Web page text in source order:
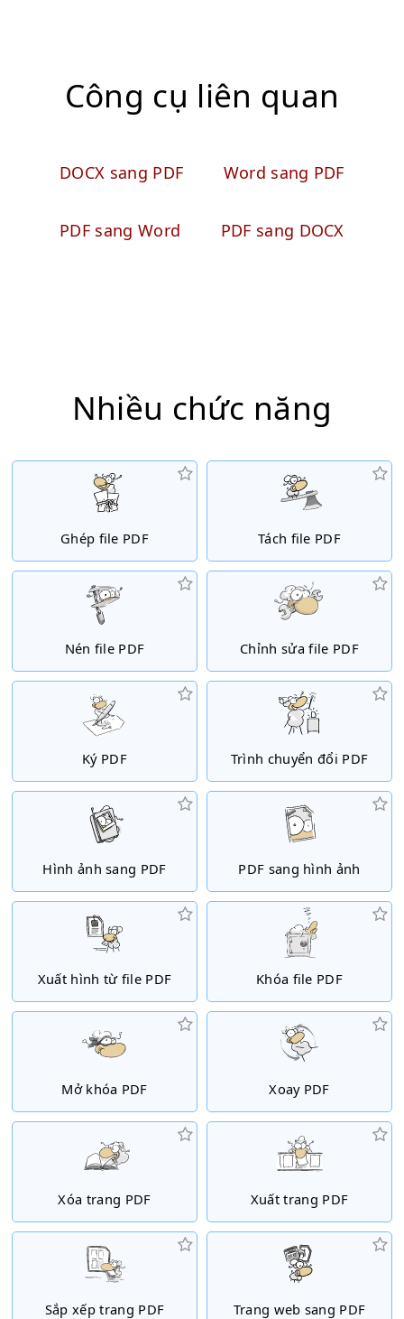
Công cụ liên quan
DOCX sang PDF Word sang PDF
PDF sang Word PDF sang DOCX
Nhiều chức năng
Ghép file PDF Tách file PDF
Nén file PDF Chỉnh sửa file PDF
Ký PDF Trình chuyển đổi PDF
Hình ảnh sang PDF PDF sang hình ảnh
Xuất hình từ file PDF Khóa file PDF
Mở khóa PDF Xoay PDF
Xóa trang PDF Xuất trang PDF
Sắp xếp trang PDF Trang web sang PDF